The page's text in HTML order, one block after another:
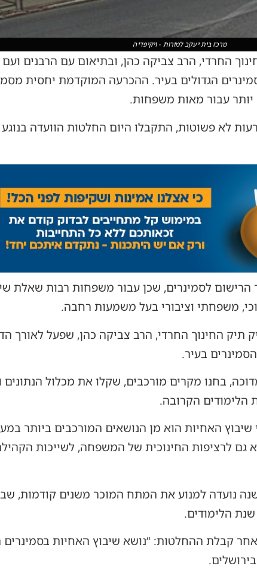
מרכז בית יעקב למורות - ויקיפדיה
החרדי, הרב צביקה כהן, ובתיאום עם הרבנים ועם
הגדולים בעיר. ההכרעה המוקדמת יחסית
יותר עבור מאות משפחות.
לא פשוטות, התקבלו היום החלטות הוועדה
הרישום לסמינרים, שכן עבור משפחות רבות שאלת
משפחתי וציבורי בעל משמעות רחבה.
תיק החינוך החרדי, הרב צביקה כהן, שפעל לאורך
בעיר.
בחנו מקרים מורכבים, שקלו את מכלול הנתונים
הלימודים הקרובה.
שיבוץ האחיות הוא מן הנושאים המורכבים ביותר
גם לרציפות החינוכית של המשפחה, לשייכות
נועדה למנוע את המתח המוכר משנים קודמות,
הלימודים.
קבלת ההחלטות: “נושא שיבוץ האחיות בסמינרים